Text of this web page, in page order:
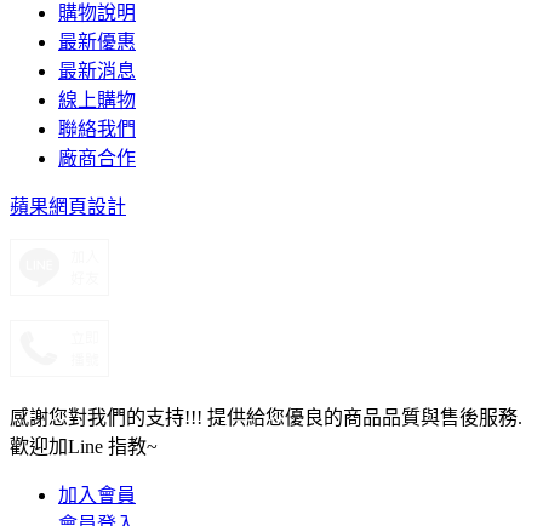
購物說明
最新優惠
最新消息
線上購物
聯絡我們
廠商合作
蘋果網頁設計
感謝您對我們的支持!!! 提供給您優良的商品品質與售後服務.
歡迎加Line 指教~
加入會員